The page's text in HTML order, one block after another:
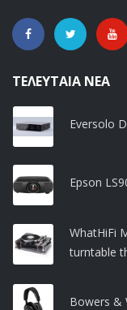
ΤΕΛΕΥΤΑΊΑ ΝΈΑ
Eversolo
Epson
WhatHiFi
turntable
Bowers &